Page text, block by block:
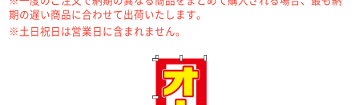
期の遅い商品に合わせて出荷いたします。
※土日祝日は営業日に含まれません。